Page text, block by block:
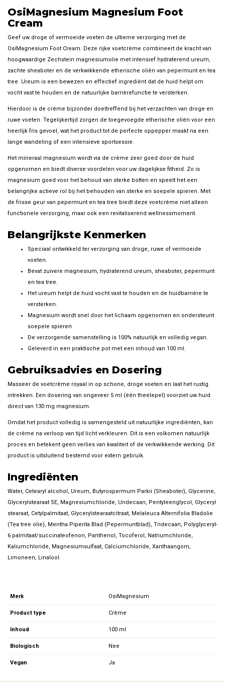
OsiMagnesium Magnesium Foot
Cream
Geef uw droge of vermoeide voeten de ultieme verzorging met de
OsiMagnesium Foot Cream. Deze rijke voetcrème combineert de kracht van
hoogwaardige Zechstein magnesiumolie met intensief hydraterend ureum,
zachte sheaboter en de verkwikkende etherische oliën van pepermunt en tea
tree. Ureum is een bewezen en effectief ingrediënt dat de huid helpt om
vocht vast te houden en de natuurlijke barrièrefunctie te versterken.
Hierdoor is de crème bijzonder doeltreffend bij het verzachten van droge en
ruwe voeten. Tegelijkertijd zorgen de toegevoegde etherische oliën voor een
heerlijk fris gevoel, wat het product tot de perfecte oppepper maakt na een
lange wandeling of een intensieve sportsessie.
Het mineraal magnesium wordt via de crème zeer goed door de huid
opgenomen en biedt diverse voordelen voor uw dagelijkse fitheid. Zo is
magnesium goed voor het behoud van sterke botten en speelt het een
belangrijke actieve rol bij het behouden van sterke en soepele spieren. Met
de frisse geur van pepermunt en tea tree biedt deze voetcrème niet alleen
functionele verzorging, maar ook een revitaliserend wellnessmoment.
Belangrijkste Kenmerken
Speciaal ontwikkeld ter verzorging van droge, ruwe of vermoeide
voeten.
Bevat zuivere magnesium, hydraterend ureum, sheaboter, pepermunt
en tea tree.
Het ureum helpt de huid vocht vast te houden en de huidbarrière te
versterken.
Magnesium wordt snel door het lichaam opgenomen en ondersteunt
soepele spieren.
De verzorgende samenstelling is 100% natuurlijk en volledig vegan.
Geleverd in een praktische pot met een inhoud van 100 ml.
Gebruiksadvies en Dosering
Masseer de voetcrème royaal in op schone, droge voeten en laat het rustig
intrekken. Een dosering van ongeveer 5 ml (één theelepel) voorziet uw huid
direct van 130 mg magnesium.
Omdat het product volledig is samengesteld uit natuurlijke ingrediënten, kan
de crème na verloop van tijd licht verkleuren. Dit is een volkomen natuurlijk
proces en betekent geen verlies van kwaliteit of de verkwikkende werking. Dit
product is uitsluitend bestemd voor extern gebruik.
Ingrediënten
Water, Cetearyl alcohol, Ureum, Butyrospermum Parkii (Sheaboter), Glycerine,
Glycerylstearaat SE, Magnesiumchloride, Undecaan, Pentyleenglycol, Glyceryl
stearaat, Cetylpalmitaat, Glycerylstearaatcitraat, Melaleuca Alternifolia Bladolie
(Tea tree olie), Mentha Piperita Blad (Pepermuntblad), Tridecaan, Polyglyceryl-
6 palmitaat/succinateofenon, Panthenol, Tocoferol, Natriumchloride,
Kaliumchloride, Magnesiumsulfaat, Calciumchloride, Xanthaangom,
Limoneen, Linalool.
Merk OsiMagnesium
Product type Crème
Inhoud 100 ml
Biologisch Nee
Vegan Ja